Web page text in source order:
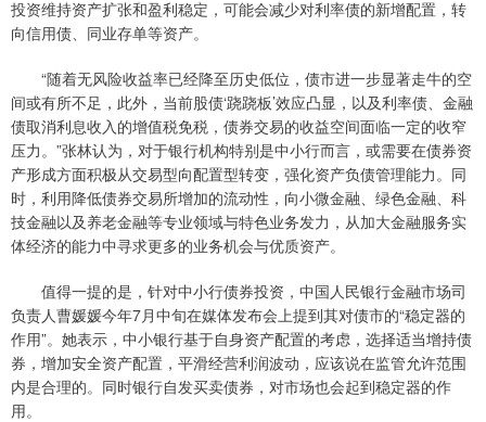
投资维持资产扩张和盈利稳定，可能会减少对利率债的新增配置，转
向信用债、同业存单等资产。
“随着无风险收益率已经降至历史低位，债市进一步显著走牛的空
间或有所不足，此外，当前股债‘跷跷板’效应凸显，以及利率债、金融
债取消利息收入的增值税免税，债券交易的收益空间面临一定的收窄
压力。”张林认为，对于银行机构特别是中小行而言，或需要在债券资
产形成方面积极从交易型向配置型转变，强化资产负债管理能力。同
时，利用降低债券交易所增加的流动性，向小微金融、绿色金融、科
技金融以及养老金融等专业领域与特色业务发力，从加大金融服务实
体经济的能力中寻求更多的业务机会与优质资产。
值得一提的是，针对中小行债券投资，中国人民银行金融市场司
负责人曹媛媛今年7月中旬在媒体发布会上提到其对债市的“稳定器的
作用”。她表示，中小银行基于自身资产配置的考虑，选择适当增持债
券，增加安全资产配置，平滑经营利润波动，应该说在监管允许范围
内是合理的。同时银行自发买卖债券，对市场也会起到稳定器的作
用。